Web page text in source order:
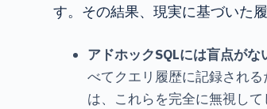
す。その結果、現実に基づいた
アドホックSQLには盲点がな
べてクエリ履歴に記録され
は、これらを完全に無視して